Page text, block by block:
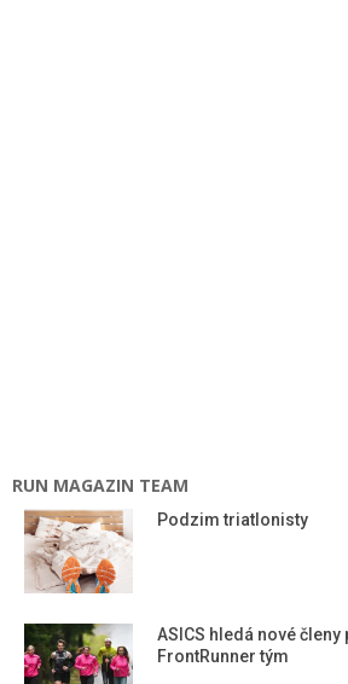
RUN MAGAZIN TEAM
Podzim triatlonisty
ASICS hledá nové členy
FrontRunner tým